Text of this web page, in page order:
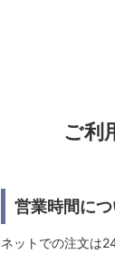
ご利
営業時間に
ネットでの注文は